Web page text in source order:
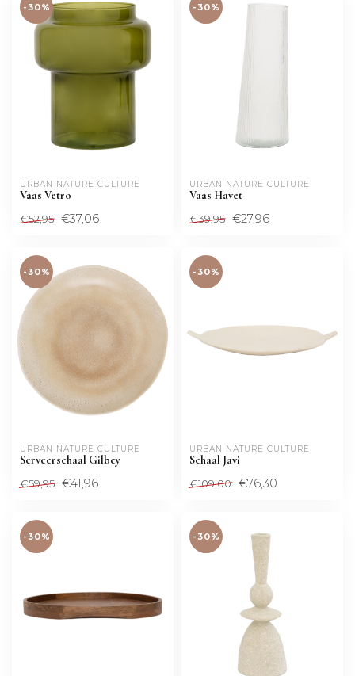
-30%
URBAN NATURE CULTURE
Vaas Vetro
€52,95 €37,06
-30%
URBAN NATURE CULTURE
Vaas Havet
€39,95 €27,96
-30%
URBAN NATURE CULTURE
Serveerschaal Gilbey
€59,95 €41,96
-30%
URBAN NATURE CULTURE
Schaal Javi
€109,00 €76,30
-30% -30%